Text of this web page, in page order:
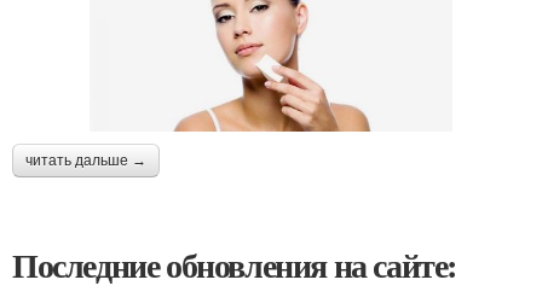
читать дальше →
Последние обновления на сайте: